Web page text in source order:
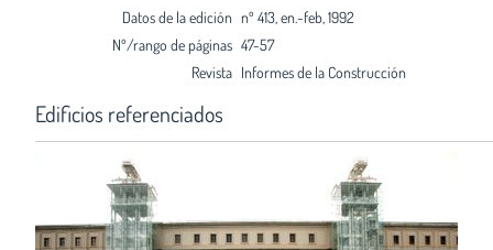
Datos de la edición nº 413, en.-feb, 1992
Nº/rango de páginas 47-57
Revista Informes de la Construcción
Edificios referenciados